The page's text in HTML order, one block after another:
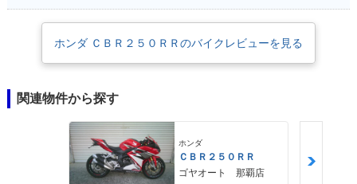
ホンダ ＣＢＲ２５０ＲＲのバイクレビューを見る
関連物件から探す
ホンダ
ＣＢＲ２５０ＲＲ
ゴヤオート 那覇店